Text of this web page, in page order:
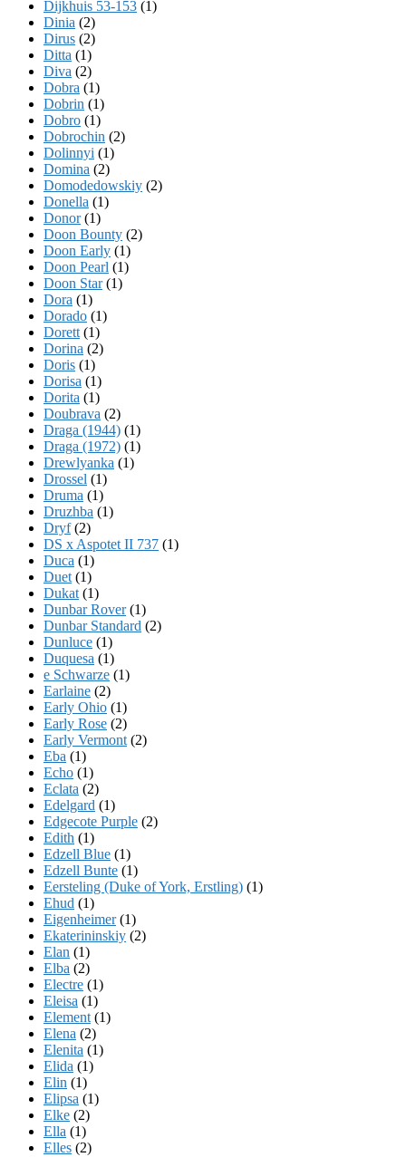
Dijkhuis 53-153 (1)
Dinia (2)
Dirus (2)
Ditta (1)
Diva (2)
Dobra (1)
Dobrin (1)
Dobro (1)
Dobrochin (2)
Dolinnyi (1)
Domina (2)
Domodedowskiy (2)
Donella (1)
Donor(1)
Doon Bounty (2)
Doon Early (1)
Doon Pearl (1)
Doon Star(1)
Dora (1)
Dorado (1)
Dorett (1)
Dorina (2)
Doris (1)
Dorisa (1)
Dorita (1)
Doubrava (2)
Draga (1944) (1)
Draga (1972) (1)
Drewlyanka (1)
Drossel (1)
Druma (1)
Druzhba (1)
Dryf(2)
DS x Aspotet II 737 (1)
Duca (1)
Duet (1)
Dukat (1)
Dunbar Rover(1)
Dunbar Standard (2)
Dunluce (1)
Duquesa (1)
e Schwarze (1)
Earlaine (2)
Early Ohio (1)
Early Rose (2)
Early Vermont (2)
Eba (1)
Echo (1)
Eclata (2)
Edelgard (1)
Edgecote Purple (2)
Edith (1)
Edzell Blue (1)
Edzell Bunte (1)
Eersteling (Duke of York, Erstling) (1)
Ehud (1)
Eigenheimer(1)
Ekaterininskiy (2)
Elan (1)
Elba (2)
Electre (1)
Eleisa (1)
Element (1)
Elena (2)
Elenita (1)
Elida (1)
Elin (1)
Elipsa (1)
Elke (2)
Ella (1)
Elles (2)